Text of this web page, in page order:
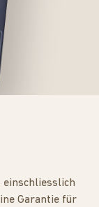
einschliesslich
Garantie für